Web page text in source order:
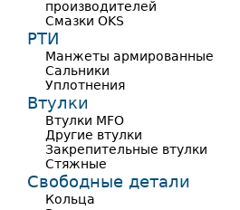
производителей
Смазки OKS
РТИ
Манжеты армированные
Сальники
Уплотнения
Втулки
Втулки MFO
Другие втулки
Закрепительные втулки
Стяжные
Свободные детали
Кольца